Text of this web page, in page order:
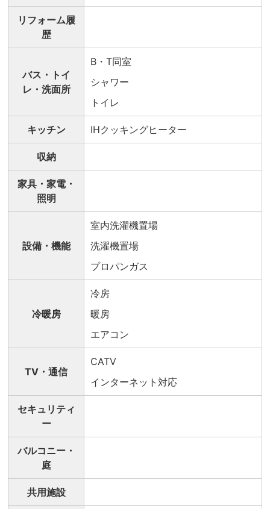
リフォーム履
歴
バス・トイ
レ・洗面所
B・T同室
シャワー
トイレ
キッチン IHクッキングヒーター
収納
家具・家電・
照明
設備・機能
室内洗濯機置場
洗濯機置場
プロパンガス
冷暖房
冷房
暖房
エアコン
TV・通信
CATV
インターネット対応
セキュリティ
ー
バルコニー・
庭
共用施設